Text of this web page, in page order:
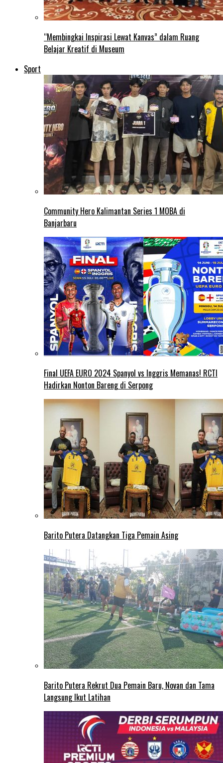
“Membingkai Inspirasi Lewat Kanvas” dalam Ruang
Belajar Kreatif di Museum
Sport
Community Hero Kalimantan Series 1 MOBA di
Banjarbaru
Final UEFA EURO 2024 Spanyol vs Inggris Memanas! RCTI
Hadirkan Nonton Bareng di Serpong
Barito Putera Datangkan Tiga Pemain Asing
Barito Putera Rekrut Dua Pemain Baru, Novan dan Tama
Langsung Ikut Latihan